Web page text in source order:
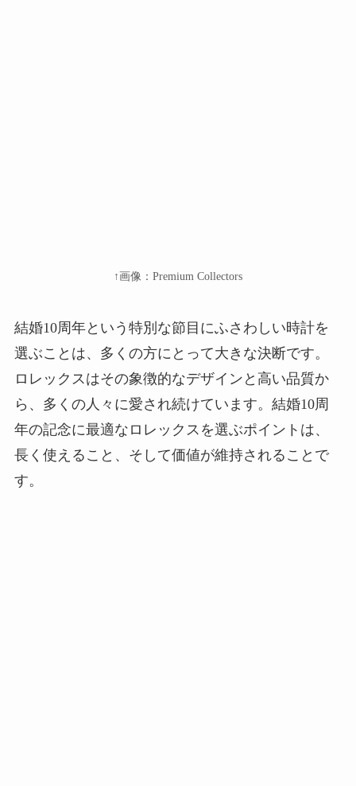
↑画像：Premium Collectors
結婚10周年という特別な節目にふさわしい時計を
選ぶことは、多くの方にとって大きな決断です。
ロレックスはその象徴的なデザインと高い品質か
ら、多くの人々に愛され続けています。結婚10周
年の記念に最適なロレックスを選ぶポイントは、
長く使えること、そして価値が維持されることで
す。